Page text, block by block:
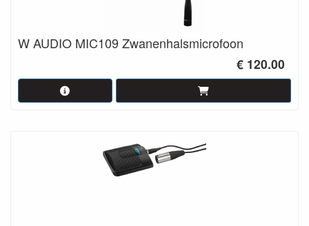
W AUDIO MIC109 Zwanenhalsmicrofoon
€ 120.00